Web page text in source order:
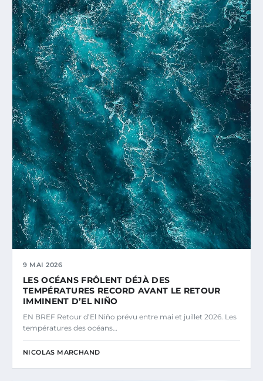
9 MAI 2026
LES OCÉANS FRÔLENT DÉJÀ DES
TEMPÉRATURES RECORD AVANT LE RETOUR
IMMINENT D’EL NIÑO
EN BREF Retour d’El Niño prévu entre mai et juillet 2026. Les
températures des océans…
NICOLAS MARCHAND